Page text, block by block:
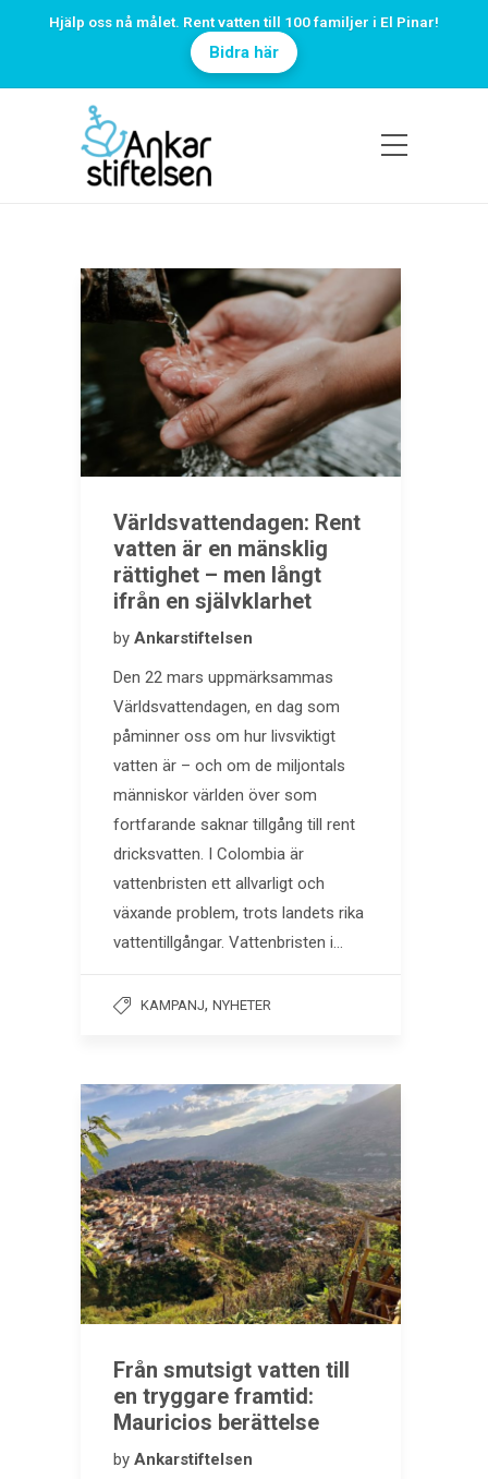
Hjälp oss nå målet. Rent vatten till 100 familjer i El Pinar!
Bidra här
Världsvattendagen: Rent
vatten är en mänsklig
rättighet – men långt
ifrån en självklarhet
by Ankarstiftelsen
Den 22 mars uppmärksammas
Världsvattendagen, en dag som
påminner oss om hur livsviktigt
vatten är – och om de miljontals
människor världen över som
fortfarande saknar tillgång till rent
dricksvatten. I Colombia är
vattenbristen ett allvarligt och
växande problem, trots landets rika
vattentillgångar. Vattenbristen i…
KAMPANJ, NYHETER
Från smutsigt vatten till
en tryggare framtid:
Mauricios berättelse
by Ankarstiftelsen